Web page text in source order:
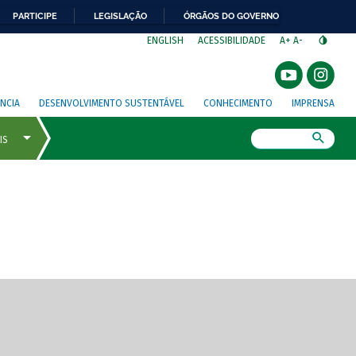
PARTICIPE LEGISLAÇÃO ÓRGÃOS DO GOVERNO
ENGLISH ACESSIBILIDADE A+ A-
DESENVOLVIMENTO SUSTENTÁVEL CONHECIMENTO IMPRENSA
de tela